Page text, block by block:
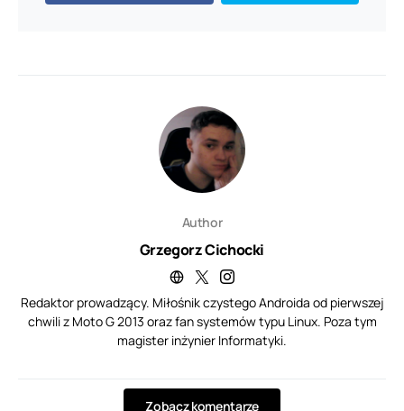
Author
Grzegorz Cichocki
Redaktor prowadzący. Miłośnik czystego Androida od pierwszej
chwili z Moto G 2013 oraz fan systemów typu Linux. Poza tym
magister inżynier Informatyki.
Zobacz komentarze